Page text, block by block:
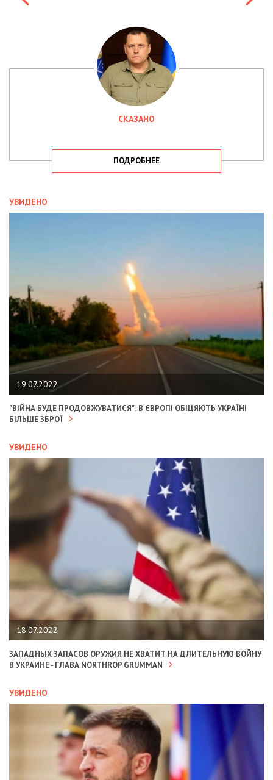
СКАЗАНО
ПОДРОБНЕЕ
УВИДЕНО
19.07.2022
"ВІЙНА БУДЕ ПРОДОВЖУВАТИСЯ": В ЄВРОПІ ОБІЦЯЮТЬ УКРАЇНІ
БІЛЬШЕ ЗБРОЇ
УВИДЕНО
18.07.2022
ЗАПАДНЫХ ЗАПАСОВ ОРУЖИЯ НЕ ХВАТИТ НА ДЛИТЕЛЬНУЮ ВОЙНУ
В УКРАИНЕ - ГЛАВА NORTHROP GRUMMAN
УВИДЕНО